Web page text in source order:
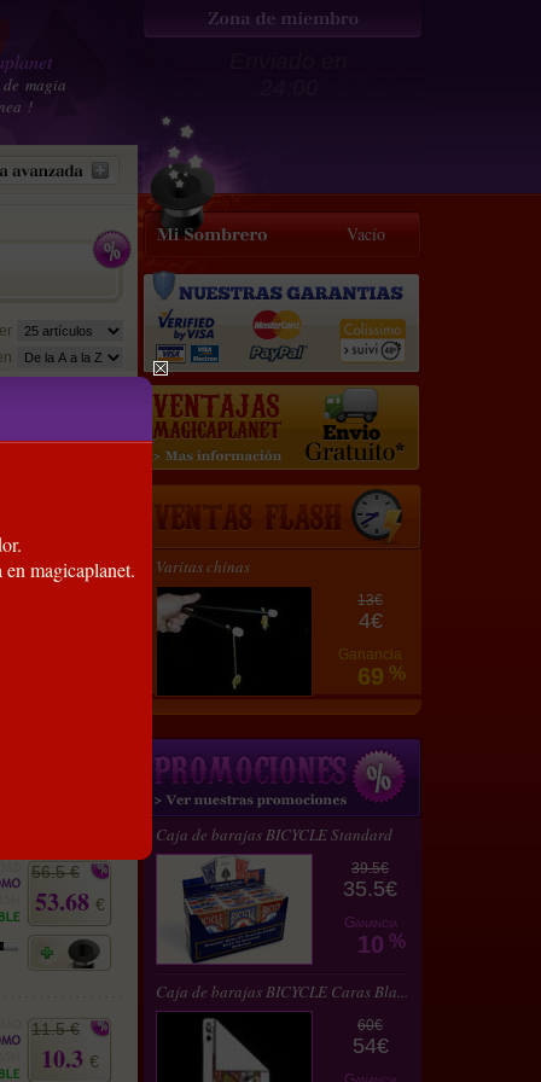
magia
!
85.5
56.5 €
53.68 €
11.5 €
10.3 €
Vacío
Varitas chinas
13€
4€
Ganancia
69 %
Caja de barajas BICYCLE Standard
39.5€
35.5€
Ganancia
10 %
Caja de barajas BICYCLE Caras Bla...
60€
54€
magicaplanet.